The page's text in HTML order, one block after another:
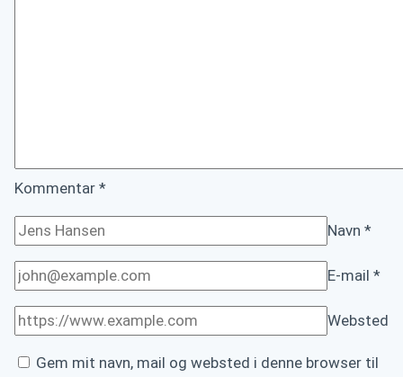
Kommentar *
Navn *
E-mail *
Websted
Gem mit navn, mail og websted i denne browser til